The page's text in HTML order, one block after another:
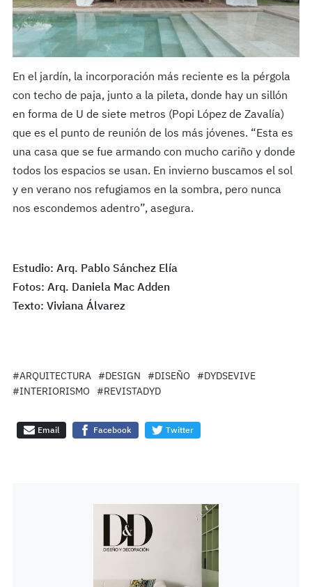
En el jardín, la incorporación más reciente es la pérgola
con techo de paja, junto a la pileta, donde hay un sillón
en forma de U de siete metros (Popi López de Zavalía)
que es el punto de reunión de los más jóvenes. “Esta es
una casa que se fue armando con mucho cariño y donde
todos los espacios se usan. En invierno buscamos el sol
y en verano nos refugiamos en la sombra, pero nunca
nos escondemos adentro”, asegura.
Estudio: Arq. Pablo Sánchez Elía
Fotos: Arq. Daniela Mac Adden
Texto: Viviana Álvarez
#ARQUITECTURA #DESIGN #DISEÑO
#DYDSEVIVE
#INTERIORISMO
#REVISTADYD
Email Facebook Twitter